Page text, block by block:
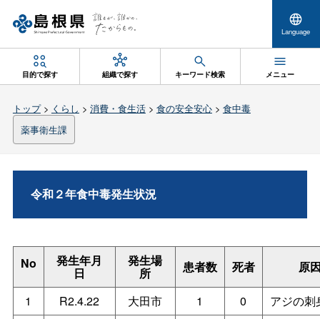
Language
目的で探す 組織で探す キーワード検索 メニュー
トップ> くらし > 消費・食生活> 食の安全安心> 食中毒
薬事衛生課
令和２年食中毒発生状況
No 発生年月
日
発生場
所 患者数 死者 原
1 R2.4.22 大田市 1 0
アジの刺